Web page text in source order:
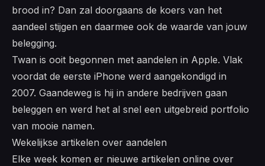
brood in? Dan zal doorgaans de koers van het
aandeel stijgen en daarmee ook de waarde van jouw
belegging.
Twan is ooit begonnen met aandelen in Apple. Vlak
voordat de eerste iPhone werd aangekondigd in
2007. Gaandeweg is hij in andere bedrijven gaan
beleggen en werd het al snel een uitgebreid portfolio
van mooie namen.
Wekelijkse artikelen over aandelen
Elke week komen er nieuwe artikelen online over